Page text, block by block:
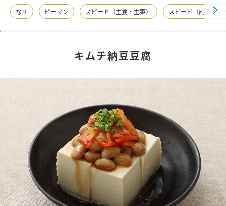
レシピ名特集
お酢ドリンク ぽん酢
みりん風・料理酒 鍋用調味料
キャンペーン情報
ブランド・スペシャルサイト
ブランド・スペシャルサイト トップ
商品ブランドサイト
なす ピーマン スピード（主食・主菜） スピード（副菜・つ
キムチ納豆豆腐